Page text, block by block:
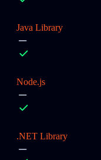
Java Library
Node.js
.NET Library